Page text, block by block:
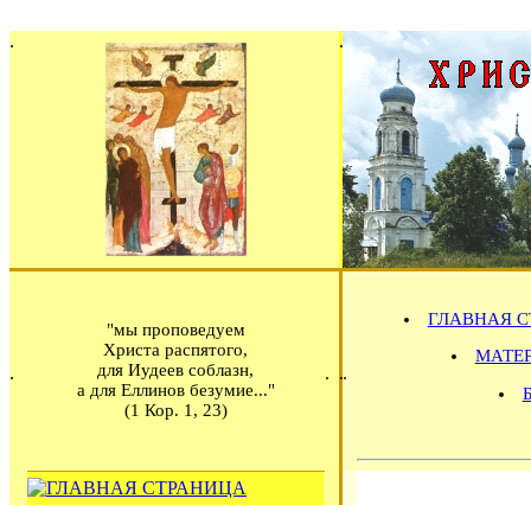
"мы проповедуем
Христа распятого,
для Иудеев соблазн,
а для Еллинов безумие..."
(1 Кор. 1, 23)
ГЛАВНАЯ